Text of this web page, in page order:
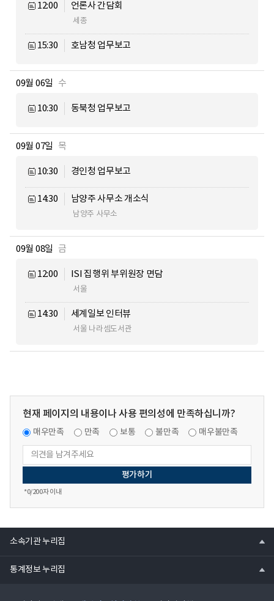
12:00 언론사 간담회
세종
15:30 호남청 업무보고
09월 06일 수
10:30 동북청 업무보고
09월 07일 목
10:30 경인청 업무보고
14:30 남양주 사무소 개소식
남양주 사무소
09월 08일 금
12:00 ISI 집행위 부위원장 면담
서울
14:30 세계일보 인터뷰
서울 나라셈도서관
현재 페이지의 내용이나 사용 편의성에 만족하십니까?
매우만족 만족 보통 불만족 매우불만족
*0/200자 이내
소속기관 누리집
통계정보 누리집